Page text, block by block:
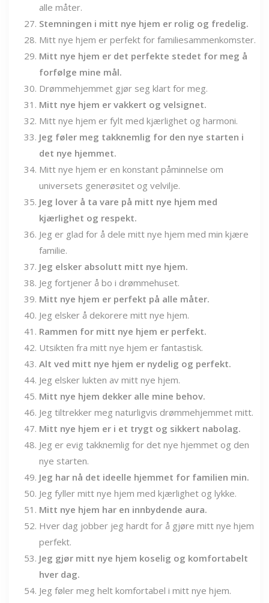
alle måter.
Stemningen i mitt nye hjem er rolig og fredelig.
Mitt nye hjem er perfekt for familiesammenkomster.
Mitt nye hjem er det perfekte stedet for meg å
forfølge mine mål.
Drømmehjemmet gjør seg klart for meg.
Mitt nye hjem er vakkert og velsignet.
Mitt nye hjem er fylt med kjærlighet og harmoni.
Jeg føler meg takknemlig for den nye starten i
det nye hjemmet.
Mitt nye hjem er en konstant påminnelse om
universets generøsitet og velvilje.
Jeg lover å ta vare på mitt nye hjem med
kjærlighet og respekt.
Jeg er glad for å dele mitt nye hjem med min kjære
familie.
Jeg elsker absolutt mitt nye hjem.
Jeg fortjener å bo i drømmehuset.
Mitt nye hjem er perfekt på alle måter.
Jeg elsker å dekorere mitt nye hjem.
Rammen for mitt nye hjem er perfekt.
Utsikten fra mitt nye hjem er fantastisk.
Alt ved mitt nye hjem er nydelig og perfekt.
Jeg elsker lukten av mitt nye hjem.
Mitt nye hjem dekker alle mine behov.
Jeg tiltrekker meg naturligvis drømmehjemmet mitt.
Mitt nye hjem er i et trygt og sikkert nabolag.
Jeg er evig takknemlig for det nye hjemmet og den
nye starten.
Jeg har nå det ideelle hjemmet for familien min.
Jeg fyller mitt nye hjem med kjærlighet og lykke.
Mitt nye hjem har en innbydende aura.
Hver dag jobber jeg hardt for å gjøre mitt nye hjem
perfekt.
Jeg gjør mitt nye hjem koselig og komfortabelt
hver dag.
Jeg føler meg helt komfortabel i mitt nye hjem.